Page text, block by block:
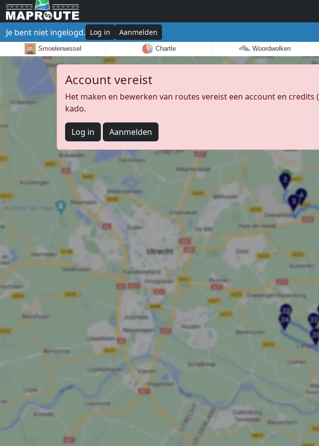
Je bent niet ingelogd. Log in Aanmelden
Smoelenwissel Chartle Woordwolken
Account vereist
Het maken en bewerken van routes vereist een account en credits (
kado.
Log in Aanmelden